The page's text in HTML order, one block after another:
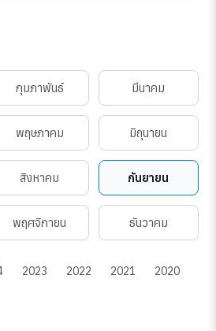
กุมภาพันธ์ มีนาคม
พฤษภาคม มิถุนายน
สิงหาคม กันยายน
พฤศจิกายน ธันวาคม
2023 2022 2021
2020